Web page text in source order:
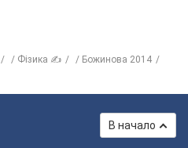
Фізика ✍
Божинова 2014
В начало